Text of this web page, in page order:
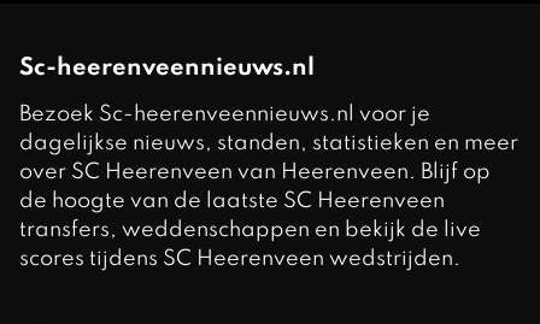
Sc-heerenveennieuws.nl
Bezoek Sc-heerenveennieuws.nl voor je
dagelijkse nieuws, standen, statistieken en meer
over SC Heerenveen van Heerenveen. Blijf op
de hoogte van de laatste SC Heerenveen
transfers, weddenschappen en bekijk de live
scores tijdens SC Heerenveen wedstrijden.